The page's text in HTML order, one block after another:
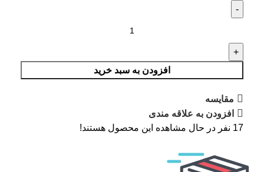
افزودن به سبد خرید
مقایسه
افزودن به علاقه مندی
17 نفر در حال مشاهده این محصول هستند!